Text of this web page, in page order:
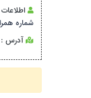
شماره
آدرس :